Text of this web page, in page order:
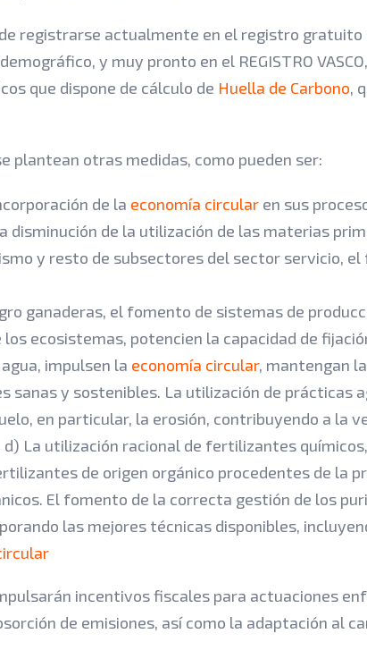
registrarse actualmente en el registro gratuito
y muy pronto en el REGISTRO
que dispone de cálculo de Huella de Carbono,
plantean otras medidas, como pueden ser:
de la economía circular en sus
disminución de la utilización de las materias
y resto de subsectores del sector servicio,
ganaderas, el fomento de sistemas de
ecosistemas, potencien la capacidad de
impulsen la economía circular, mantengan
sanas y sostenibles. La utilización de prácticas
en particular, la erosión, contribuyendo a la
La utilización racional de fertilizantes
de origen orgánico procedentes de la
El fomento de la correcta gestión de los
las mejores técnicas disponibles,
incentivos fiscales para actuaciones
de emisiones, así como la adaptación al